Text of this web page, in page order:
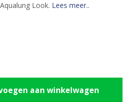
Look. Lees meer..
aan winkelwagen